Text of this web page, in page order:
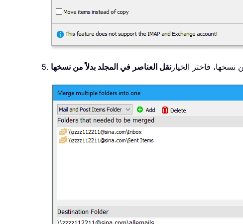
فاختر الخيار نقل العناصر في المجلد بدلاً من نسخها